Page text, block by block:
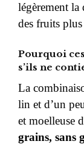
légèrement la
des fruits plus
Pourquoi
s’ils ne
La
lin et d’un
et moelleuse
grains, sans